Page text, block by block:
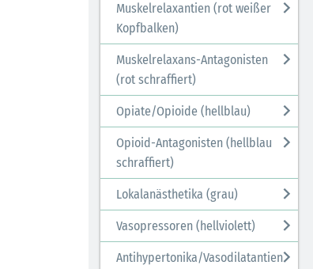
Muskelrelaxantien (rot weißer
Kopfbalken)
Muskelrelaxans-Antagonisten
(rot schraffiert)
Opiate/Opioide (hellblau)
Opioid-Antagonisten (hellblau
schraffiert)
Lokalanästhetika (grau)
Vasopressoren (hellviolett)
Antihypertonika/Vasodilatantien